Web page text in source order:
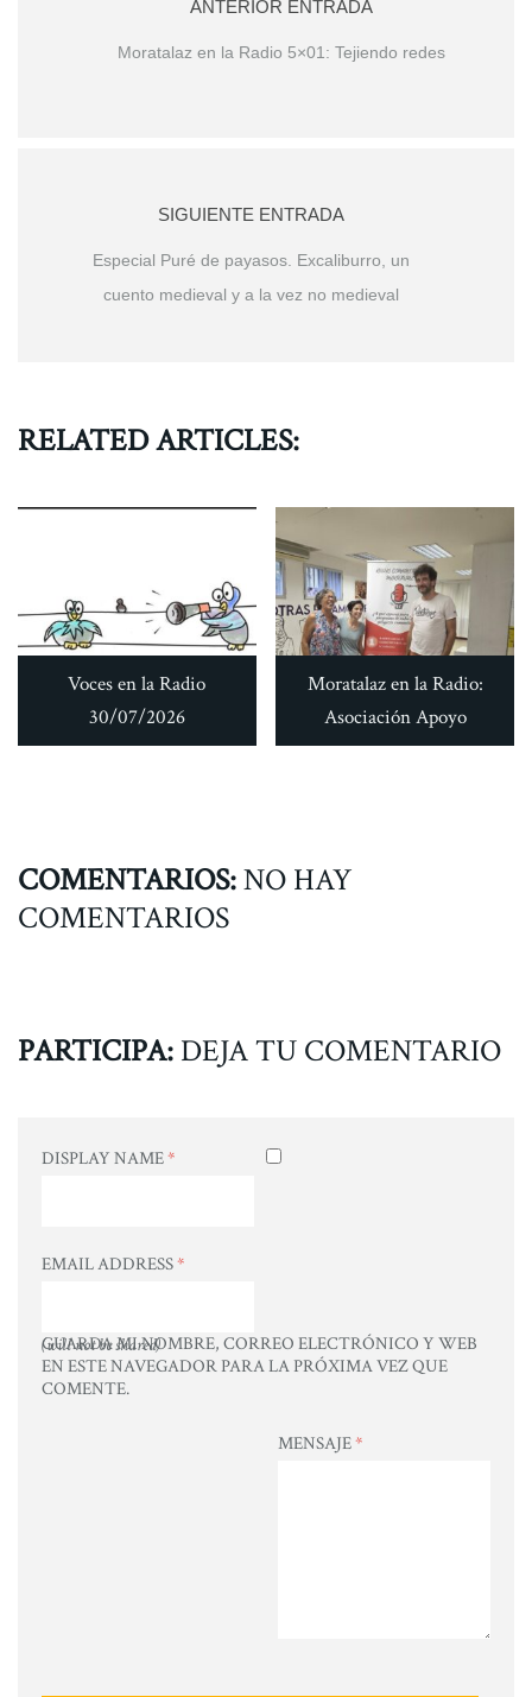
ANTERIOR ENTRADA
Moratalaz en la Radio 5×01: Tejiendo redes
SIGUIENTE ENTRADA
Especial Puré de payasos. Excaliburro, un
cuento medieval y a la vez no medieval
RELATED ARTICLES:
Voces en la Radio
30/07/2026
Moratalaz en la Radio:
Asociación Apoyo
COMENTARIOS:NO HAY
COMENTARIOS
PARTICIPA: DEJA TU COMENTARIO
DISPLAY NAME*
EMAIL ADDRESS*
(will not be shared)
GUARDA MI NOMBRE, CORREO ELECTRÓNICO Y WEB
EN ESTE NAVEGADOR PARA LA PRÓXIMA VEZ QUE
COMENTE.
MENSAJE*